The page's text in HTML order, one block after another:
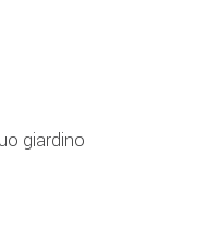
giardino